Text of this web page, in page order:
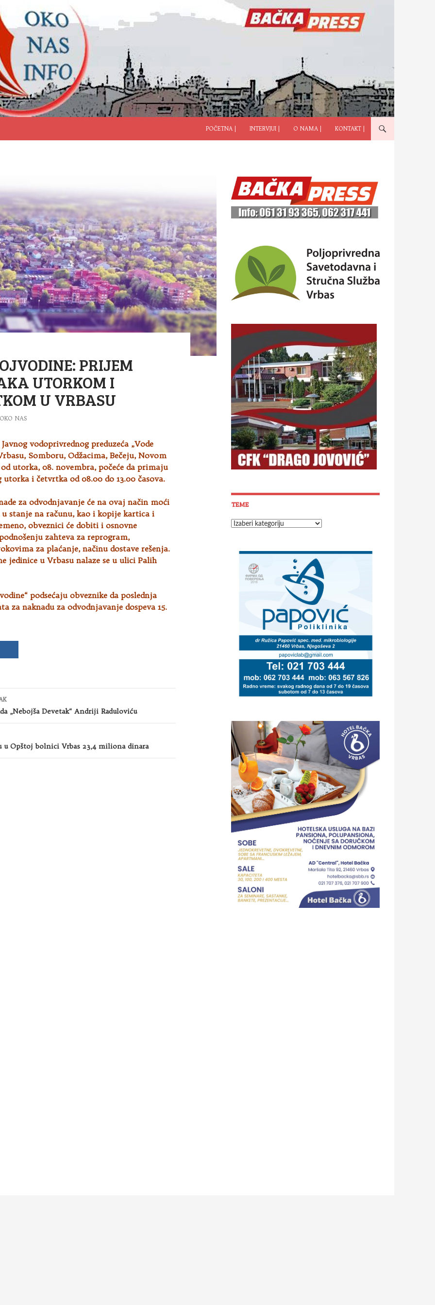
POČETNA |
INTERVJUI | O NAMA | KONTAKT |
PRIJEM
UTORKOM I
U VRBASU
OKO NAS
vodoprivrednog preduzeća „Vode
Somboru, Odžacima, Bečeju, Novom
utorka, 08. novembra, počeće da primaju
utorka i četvrtka od 08.00 do 13.00 časova.
za odvodnjavanje će na ovaj način moći
stanje na računu, kao i kopije kartica i
obveznici će dobiti i osnovne
zahteva za reprogram,
za plaćanje, načinu dostave rešenja.
jedinice u Vrbasu nalaze se u ulici Palih
podsećaju obveznike da poslednja
za naknadu za odvodnjavanje dospeva 15.
„Nebojša Devetak“ Andriji Raduloviću
u Opštoj bolnici Vrbas 23,4 miliona dinara
TEME
Teme